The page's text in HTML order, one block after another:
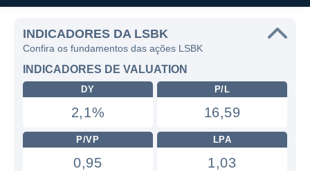
INDICADORES DA LSBK
Confira os fundamentos das ações LSBK
INDICADORES DE VALUATION
DY
2,1%
P/L
16,59
P/VP
0,95
LPA
1,03